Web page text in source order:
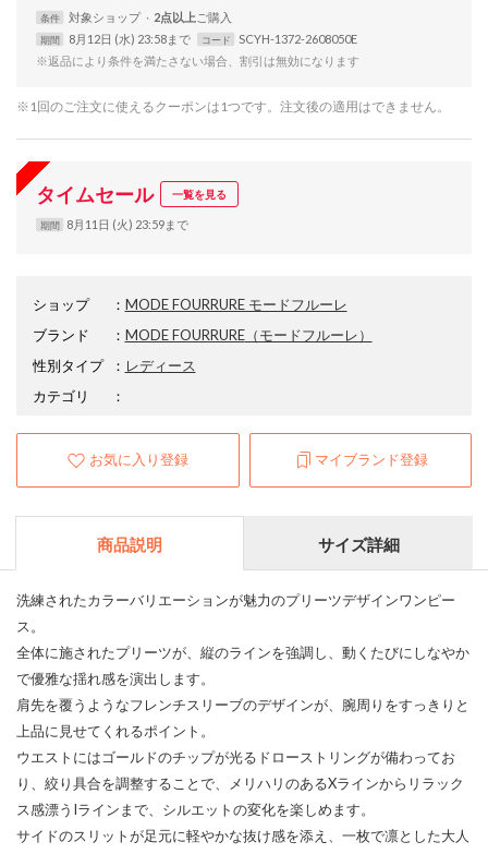
条件 対象ショップ 2点以上
期間 8月12日 (水) 23:58まで コード
SCYH-1372-2608050E
※返品により条件を満たさない場合、割引は無効になります
※1回のご注文に使えるクーポンは1つです。注文後の適用はできません。
タイムセール 一覧を見る
期間 8月11日 (火) 23:59まで
ショップ ： MODE FOURRURE モードフルーレ
ブランド
： MODE FOURRURE（モードフルーレ）
性別タイプ
： レディース
カテゴリ
：
お気に入り登録 マイブランド登録
商品説明 サイズ詳細
洗練されたカラーバリエーションが魅力のプリーツデザインワンピー
ス。
全体に施されたプリーツが、縦のラインを強調し、動くたびにしなやか
で優雅な揺れ感を演出します。
肩先を覆うようなフレンチスリーブのデザインが、腕周りをすっきりと
上品に見せてくれるポイント。
ウエストにはゴールドのチップが光るドローストリングが備わってお
り、絞り具合を調整することで、メリハリのあるXラインからリラック
ス感漂うIラインまで、シルエットの変化を楽しめます。
サイドのスリットが足元に軽やかな抜け感を添え、一枚で凛とした大人